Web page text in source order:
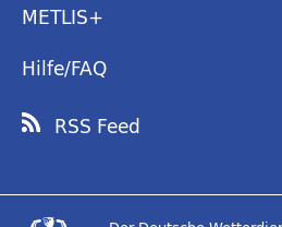
METLIS+
Hilfe/FAQ
RSS Feed